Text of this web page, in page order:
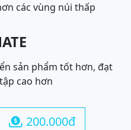
các vùng núi thấp
sản phẩm tốt hơn, đạt
cao hơn
 200.000đ